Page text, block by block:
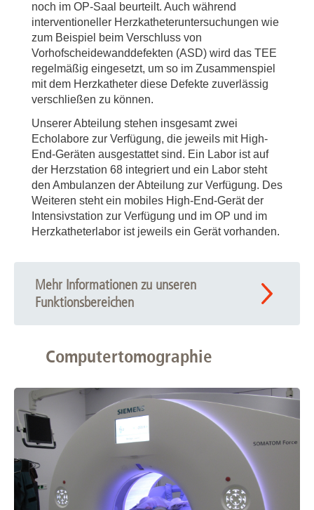
noch im OP-Saal beurteilt. Auch während
interventioneller Herzkatheteruntersuchungen wie
zum Beispiel beim Verschluss von
Vorhofscheidewanddefekten (ASD) wird das TEE
regelmäßig eingesetzt, um so im Zusammenspiel
mit dem Herzkatheter diese Defekte zuverlässig
verschließen zu können.
Unserer Abteilung stehen insgesamt zwei
Echolabore zur Verfügung, die jeweils mit High-
End-Geräten ausgestattet sind. Ein Labor ist auf
der Herzstation 68 integriert und ein Labor steht
den Ambulanzen der Abteilung zur Verfügung. Des
Weiteren steht ein mobiles High-End-Gerät der
Intensivstation zur Verfügung und im OP und im
Herzkatheterlabor ist jeweils ein Gerät vorhanden.
Mehr Informationen zu unseren
Funktionsbereichen
Computertomographie